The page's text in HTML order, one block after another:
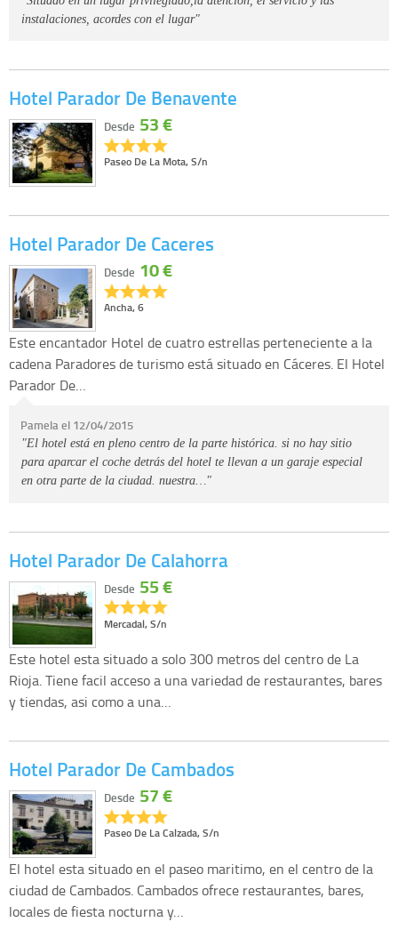
instalaciones, acordes con el lugar"
Hotel Parador De Benavente
Paseo De La Mota, S/n
Desde 53 €
Hotel Parador De Caceres
Ancha, 6
Desde 10 €
Este encantador Hotel de cuatro estrellas perteneciente a la
cadena Paradores de turismo está situado en Cáceres. El Hotel
Parador De…
Pamela el 12/04/2015
"El hotel está en pleno centro de la parte histórica. si no hay sitio
para aparcar el coche detrás del hotel te llevan a un garaje especial
en otra parte de la ciudad. nuestra…"
Hotel Parador De Calahorra
Mercadal, S/n
Desde 55 €
Este hotel esta situado a solo 300 metros del centro de La
Rioja. Tiene facil acceso a una variedad de restaurantes, bares
y tiendas, asi como a una…
Hotel Parador De Cambados
Paseo De La Calzada, S/n
Desde 57 €
El hotel esta situado en el paseo maritimo, en el centro de la
ciudad de Cambados. Cambados ofrece restaurantes, bares,
locales de fiesta nocturna y…